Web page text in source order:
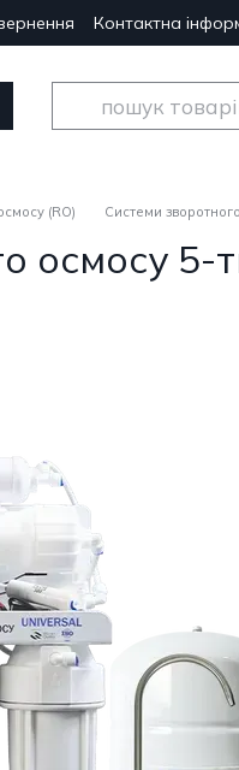
Контактна
(RO) Системи
осмосу